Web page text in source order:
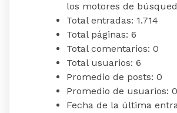
los motores de
Total entradas: 1.714
Total páginas: 6
Total comentarios: 0
Total usuarios: 6
Promedio de posts: 0
Promedio de usuarios: 0
Fecha de la última